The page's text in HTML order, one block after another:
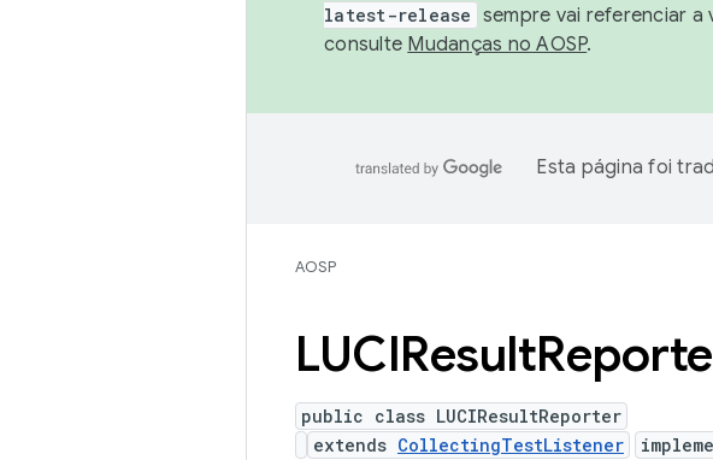
latest-release sempre vai referenciar a
consulte Mudanças no AOSP.
Esta página foi
AOSP
LUCIResult
public class LUCIResultReporter
extends CollectingTestListener